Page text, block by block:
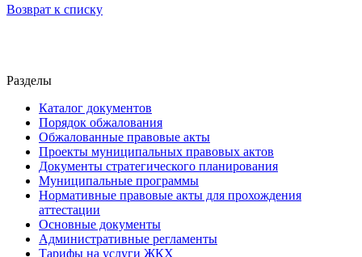
Возврат к списку
Разделы
Каталог документов
Порядок обжалования
Обжалованные правовые акты
Проекты муниципальных правовых актов
Документы стратегического планирования
Муниципальные программы
Нормативные правовые акты для прохождения
аттестации
Основные документы
Административные регламенты
Тарифы на услуги ЖКХ